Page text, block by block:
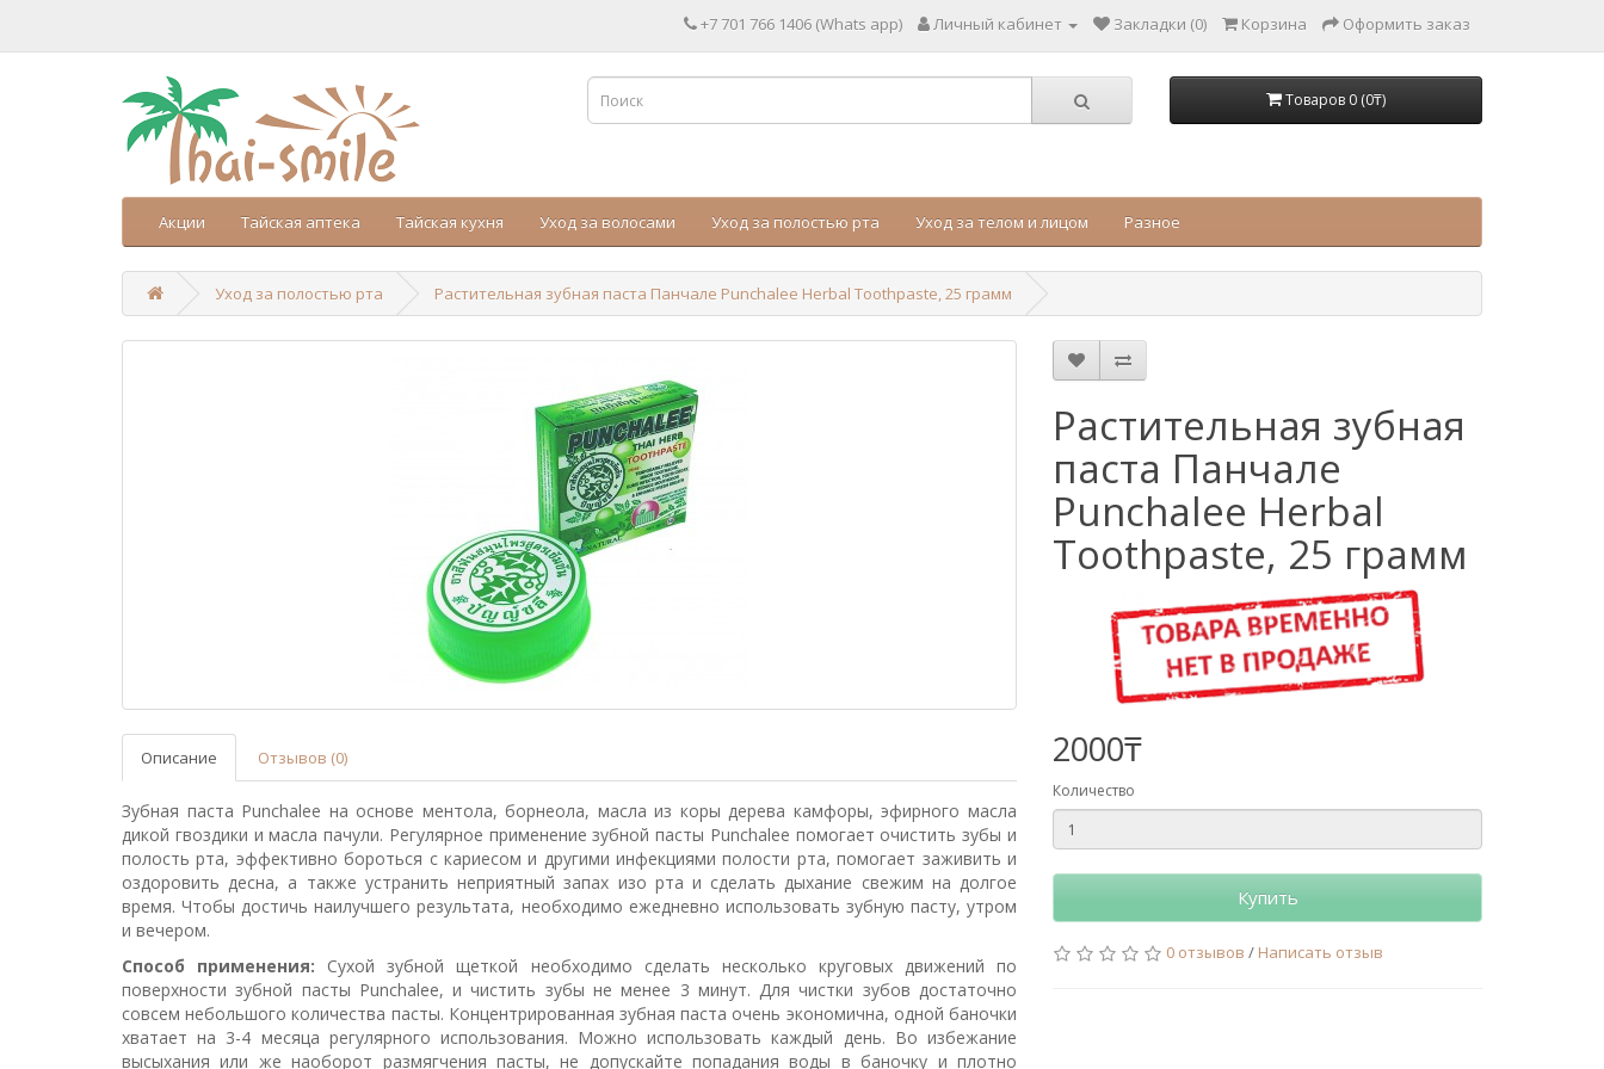
+7 701 766 1406 (Whats app) Личный кабинет Закладки (0) Корзина Оформить заказ
Товаров 0 (0₸)
Акции Тайская аптека Тайская кухня Уход за волосами Уход за полостью рта Уход за телом и лицом Разное
Уход за полостью рта Растительная зубная паста Панчале Punchalee Herbal Toothpaste, 25 грамм
Описание Отзывов (0)
Зубная паста Punchalee на основе ментола, борнеола, масла из коры дерева камфоры, эфирного масла
дикой гвоздики и масла пачули. Регулярное применение зубной пасты Punchalee помогает очистить зубы и
полость рта, эффективно бороться с кариесом и другими инфекциями полости рта, помогает заживить и
оздоровить десна, а также устранить неприятный запах изо рта и сделать дыхание свежим на долгое
время. Чтобы достичь наилучшего результата, необходимо ежедневно использовать зубную пасту, утром
и вечером.
Способ применения: Сухой зубной щеткой необходимо сделать несколько круговых движений по
поверхности зубной пасты Punchalee, и чистить зубы не менее 3 минут. Для чистки зубов достаточно
совсем небольшого количества пасты. Концентрированная зубная паста очень экономична, одной баночки
хватает на 3-4 месяца регулярного использования. Можно использовать каждый день. Во избежание
высыхания или же наоборот размягчения пасты, не допускайте попадания воды в баночку и плотно
Растительная зубная
паста Панчале
Punchalee Herbal
Toothpaste, 25 грамм
2000₸
Количество
Купить
0 отзывов / Написать отзыв